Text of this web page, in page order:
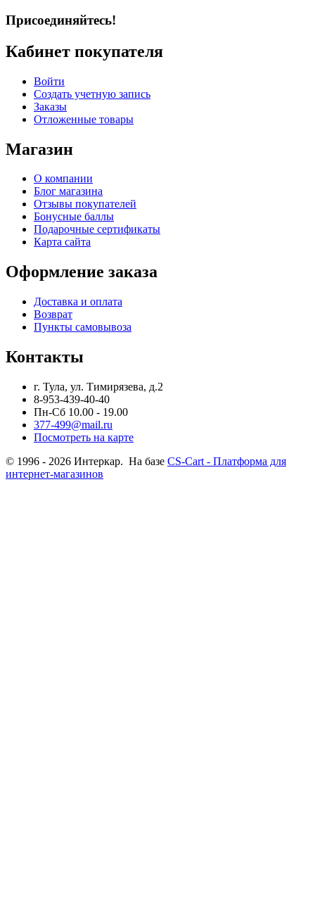
Присоединяйтесь!
Кабинет покупателя
Войти
Создать учетную запись
Заказы
Отложенные товары
Магазин
О компании
Блог магазина
Отзывы покупателей
Бонусные баллы
Подарочные сертификаты
Карта сайта
Оформление заказа
Доставка и оплата
Возврат
Пункты самовывоза
Контакты
г. Тула, ул. Тимирязева, д.2
8-953-439-40-40
Пн-Сб 10.00 - 19.00
377-499@mail.ru
Посмотреть на карте
© 1996 - 2026 Интеркар. На базе CS-Cart - Платформа для
интернет-магазинов